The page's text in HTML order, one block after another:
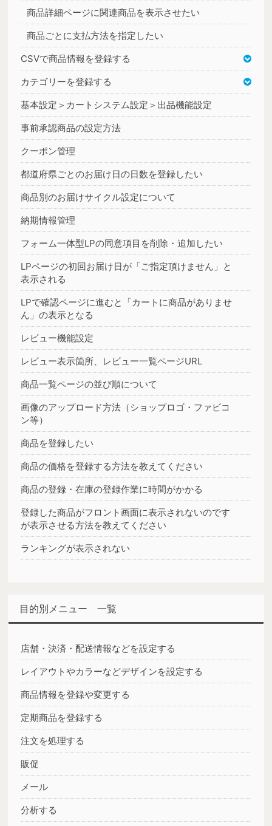
商品詳細ページに関連商品を表示させたい
商品ごとに支払方法を指定したい
CSVで商品情報を登録する
カテゴリーを登録する
基本設定＞カートシステム設定＞出品機能設定
事前承認商品の設定方法
クーポン管理
都道府県ごとのお届け日の日数を登録したい
商品別のお届けサイクル設定について
納期情報管理
フォーム一体型LPの同意項目を削除・追加したい
LPページの初回お届け日が「ご指定頂けません」と
表示される
LPで確認ページに進むと「カートに商品がありませ
ん」の表示となる
レビュー機能設定
レビュー表示箇所、レビュー一覧ページURL
商品一覧ページの並び順について
画像のアップロード方法（ショップロゴ・ファビコ
ン等）
商品を登録したい
商品の価格を登録する方法を教えてください
商品の登録・在庫の登録作業に時間がかかる
登録した商品がフロント画面に表示されないのです
が表示させる方法を教えてください
ランキングが表示されない
目的別メニュー 一覧
店舗・決済・配送情報などを設定する
レイアウトやカラーなどデザインを設定する
商品情報を登録や変更する
定期商品を登録する
注文を処理する
販促
メール
分析する